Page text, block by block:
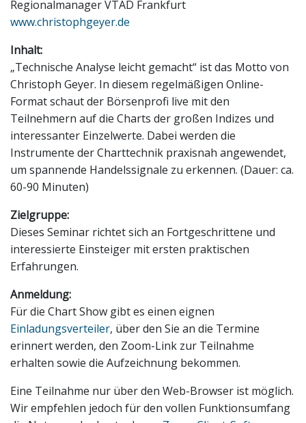
Regionalmanager VTAD Frankfurt
www.christophgeyer.de
Inhalt:
„Technische Analyse leicht gemacht“ ist das Motto von
Christoph Geyer. In diesem regelmäßigen Online-
Format schaut der Börsenprofi live mit den
Teilnehmern auf die Charts der großen Indizes und
interessanter Einzelwerte. Dabei werden die
Instrumente der Charttechnik praxisnah angewendet,
um spannende Handelssignale zu erkennen. (Dauer: ca.
60-90 Minuten)
Zielgruppe:
Dieses Seminar richtet sich an Fortgeschrittene und
interessierte Einsteiger mit ersten praktischen
Erfahrungen.
Anmeldung:
Für die Chart Show gibt es einen eignen
Einladungsverteiler, über den Sie an die Termine
erinnert werden, den Zoom-Link zur Teilnahme
erhalten sowie die Aufzeichnung bekommen.
Eine Teilnahme nur über den Web-Browser ist möglich.
Wir empfehlen jedoch für den vollen Funktionsumfang